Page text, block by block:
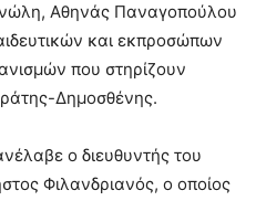
Αθηνάς Παναγοπούλου
και εκπροσώπων
που στηρίζουν
Δημοσθένης.
ο διευθυντής του
Φιλανδριανός, ο οποίος